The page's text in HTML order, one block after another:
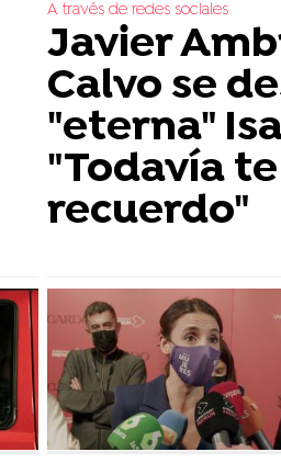
A través de redes sociales
Javier
Calvo se
"eterna"
"Todavía
recuerdo"